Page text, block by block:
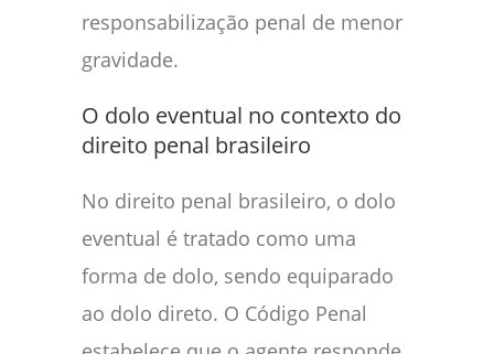
responsabilização penal de menor
gravidade.
O dolo eventual no contexto do
direito penal brasileiro
No direito penal brasileiro, o dolo
eventual é tratado como uma
forma de dolo, sendo equiparado
ao dolo direto. O Código Penal